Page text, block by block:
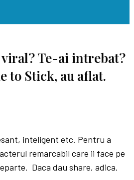
viral? Te-ai intrebat?
to Stick, au aflat.
inteligent etc. Pentru a
remarcabil care ii face pe
Daca dau share, adica.